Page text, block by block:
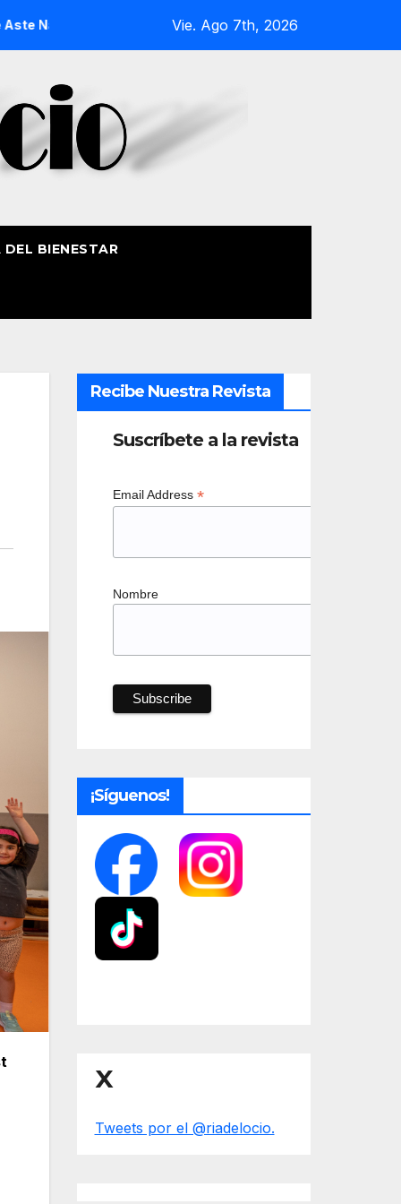
2026 La Procesión Náutica de la Amatxu de Begoña
Vie. Ago 7th, 2026
DEL BIENESTAR
Recibe Nuestra Revista
Suscríbete a la revista
Email Address *
Nombre
¡Síguenos!
X
Tweets por el @riadelocio.